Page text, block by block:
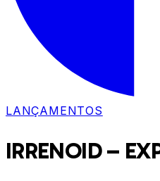
LANÇAMENTOS
IRRENOID –